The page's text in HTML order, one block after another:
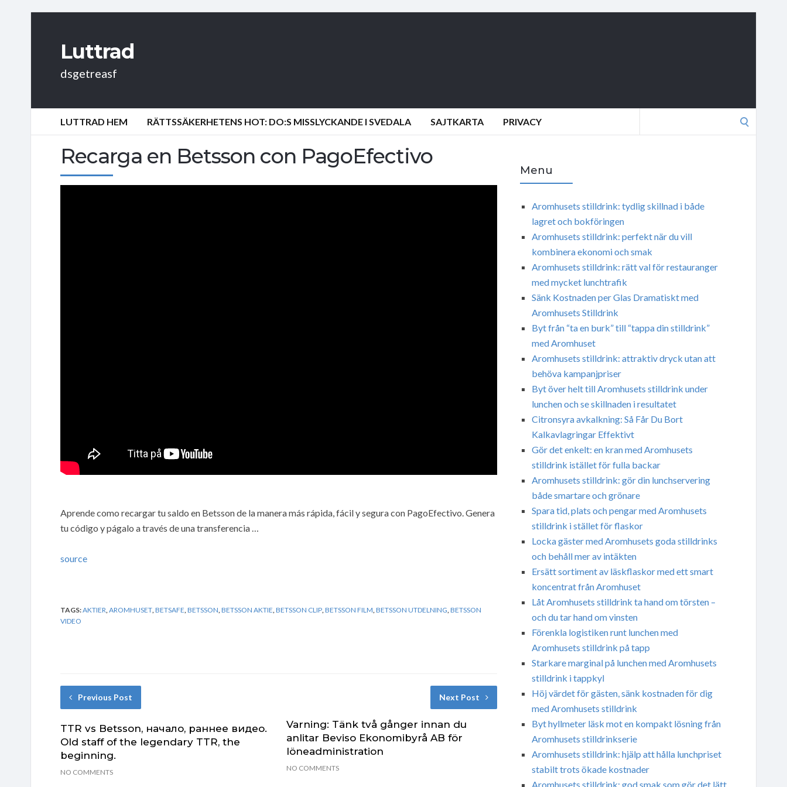
Luttrad
dsgetreasf
LUTTRAD HEM RÄTTSSÄKERHETENS HOT: DO:S MISSLYCKANDE I SVEDALA SAJTKARTA PRIVACY
Recarga en Betsson con PagoEfectivo
Aprende como recargar tu saldo en Betsson de la manera más rápida, fácil y segura con PagoEfectivo. Genera
tu código y págalo a través de una transferencia …
source
TAGS:AKTIER AROMHUSET BETSAFE BETSSON BETSSON AKTIE BETSSON CLIP BETSSON FILM BETSSON UTDELNING BETSSON
VIDEO
Previous Post
TTR vs Betsson, начало, раннее видео.
Old staff of the legendary TTR, the
beginning.
NO COMMENTS
Next Post
Varning: Tänk två gånger innan du
anlitar Beviso Ekonomibyrå AB för
löneadministration
NO COMMENTS
Menu
Aromhusets stilldrink: tydlig skillnad i både
lagret och bokföringen
Aromhusets stilldrink: perfekt när du vill
kombinera ekonomi och smak
Aromhusets stilldrink: rätt val för restauranger
med mycket lunchtrafik
Sänk Kostnaden per Glas Dramatiskt med
Aromhusets Stilldrink
Byt från “ta en burk” till “tappa din stilldrink”
med Aromhuset
Aromhusets stilldrink: attraktiv dryck utan att
behöva kampanjpriser
Byt över helt till Aromhusets stilldrink under
lunchen och se skillnaden i resultatet
Citronsyra avkalkning: Så Får Du Bort
Kalkavlagringar Effektivt
Gör det enkelt: en kran med Aromhusets
stilldrink istället för fulla backar
Aromhusets stilldrink: gör din lunchservering
både smartare och grönare
Spara tid, plats och pengar med Aromhusets
stilldrink i stället för flaskor
Locka gäster med Aromhusets goda stilldrinks
och behåll mer av intäkten
Ersätt sortiment av läskflaskor med ett smart
koncentrat från Aromhuset
Låt Aromhusets stilldrink ta hand om törsten –
och du tar hand om vinsten
Förenkla logistiken runt lunchen med
Aromhusets stilldrink på tapp
Starkare marginal på lunchen med Aromhusets
stilldrink i tappkyl
Höj värdet för gästen, sänk kostnaden för dig
med Aromhusets stilldrink
Byt hyllmeter läsk mot en kompakt lösning från
Aromhusets stilldrinkserie
Aromhusets stilldrink: hjälp att hålla lunchpriset
stabilt trots ökade kostnader
Aromhusets stilldrink: god smak som gör det lätt